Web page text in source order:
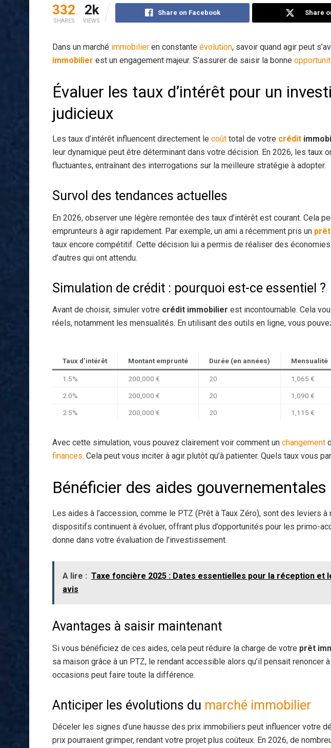
332
SHARES
2k
VIEWS
Share on Facebook Share
Dans un marché immobilier en constante évolution, savoir quand agir peut
immobilier est un engagement majeur. S’assurer de saisir la bonne
Évaluer les taux d’intérêt pour un
judicieux
Les taux d’intérêt influencent directement le coût total de votre crédit
leur dynamique peut être déterminant dans votre décision. En 2026, les taux
fluctuantes, entraînant des interrogations sur la meilleure stratégie à adopter.
Survol des tendances actuelles
En 2026, observer une légère remontée des taux d’intérêt est courant. Cela
emprunteurs à agir rapidement. Par exemple, un ami a récemment pris un prêt
taux encore compétitif. Cette décision lui a permis de réaliser des
d’autres qui ont attendu.
Simulation de crédit : pourquoi est-ce essentiel ?
Avant de choisir, simuler votre crédit immobilier est incontournable. Cela
réels, notamment les mensualités. En utilisant des outils en ligne, vous
Taux d’intérêt Montant emprunté Durée (en années) Mensualité
1.5% 200,000 € 20 1,065 €
2.0% 200,000 € 20 1,090 €
2.5% 200,000 € 20 1,115 €
Avec cette simulation, vous pouvez clairement voir comment un changement
finances. Cela peut vous inciter à agir plutôt qu’à patienter. Quels taux vous
Bénéficier des aides gouvernementales
Les aides à l’accession, comme le PTZ (Prêt à Taux Zéro), sont des leviers à
dispositifs continuent à évoluer, offrant plus d’opportunités pour les primo-
donne dans votre évaluation de l’investissement.
A lire : Taxe foncière 2025 : Dates essentielles pour la réception et
avis
Avantages à saisir maintenant
Si vous bénéficiez de ces aides, cela peut réduire la charge de votre prêt
sa maison grâce à un PTZ, le rendant accessible alors qu’il pensait renoncer
occasions peut faire toute la différence.
Anticiper les évolutions du marché immobilier
Déceler les signes d’une hausse des prix immobiliers peut influencer votre
prix pourraient grimper, rendant votre projet plus coûteux. En 2026, de